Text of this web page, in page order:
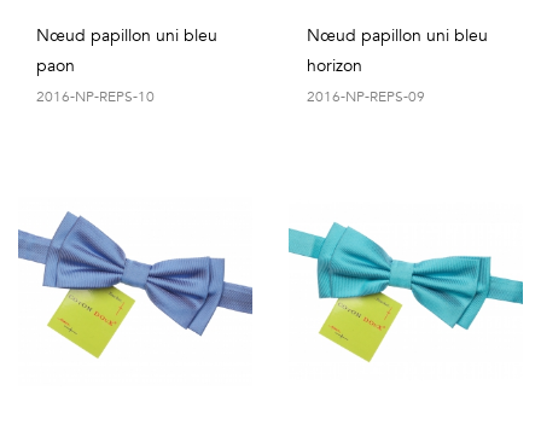
Nœud papillon uni bleu
paon
2016-NP-REPS-10
Nœud papillon uni bleu
horizon
2016-NP-REPS-09